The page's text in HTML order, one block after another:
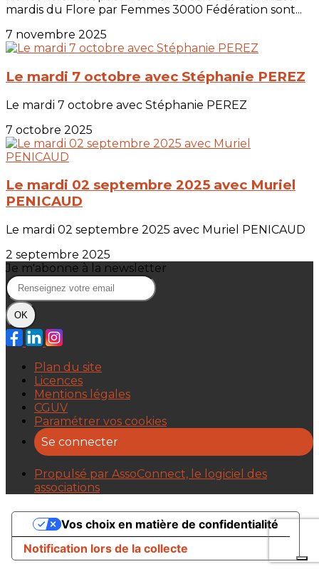
mardis du Flore par Femmes 3000 Fédération sont...
7 novembre 2025
Le mardi 7 octobre avec Stéphanie PEREZ
Le mardi 7 octobre avec Stéphanie PEREZ
7 octobre 2025
Le mardi 02 septembre 2025 avec Muriel
PENICAUD
Le mardi 02 septembre 2025 avec Muriel PENICAUD
2 septembre 2025
Je m'abonne à la newsletter
OK
Plan du site
Licences
Mentions légales
CGUV
Paramétrer vos cookies
Se connecter
Propulsé par AssoConnect, le logiciel des
associations
Notification lors de la collecte
Vos choix en matière de confidentialité